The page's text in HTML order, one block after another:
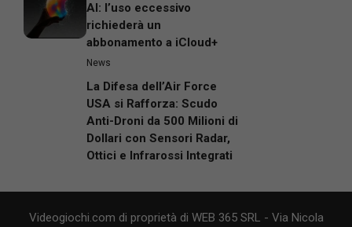
AI: l’uso eccessivo
richiederà un
abbonamento a iCloud+
News
La Difesa dell’Air Force
USA si Rafforza: Scudo
Anti-Droni da 500 Milioni di
Dollari con Sensori Radar,
Ottici e Infrarossi Integrati
Videogiochi.com di proprietà di WEB 365 SRL - Via Nicola